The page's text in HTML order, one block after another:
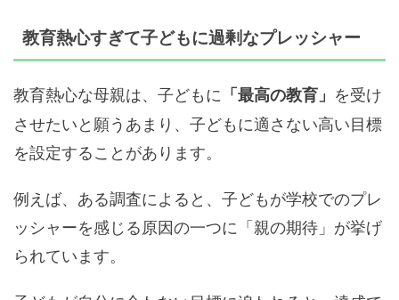
教育熱心すぎて子どもに過剰なプレッシャー
教育熱心な母親は、子どもに 「最高の教育」 を受け
させたいと願うあまり、子どもに適さない高い目標
を設定することがあります。
例えば、ある調査によると、子どもが学校でのプレ
ッシャーを感じる原因の一つに「親の期待」が挙げ
られています。